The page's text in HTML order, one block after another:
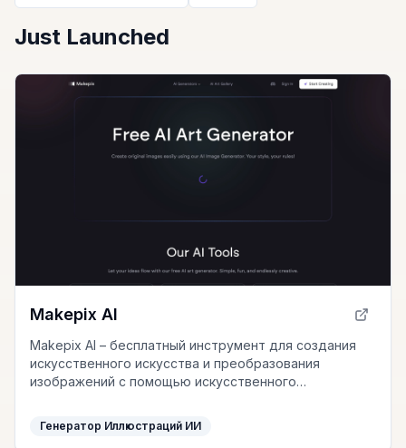
Just Launched
Makepix AI
Makepix AI – бесплатный инструмент для создания
искусственного искусства и преобразования
изображений с помощью искусственного
впечатляющие визуальные шедевры.
Генератор Иллюстраций ИИ